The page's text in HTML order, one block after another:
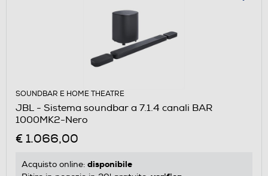
SOUNDBAR E HOME THEATRE
JBL - Sistema soundbar a 7.1.4 canali BAR
1000MK2-Nero
€ 1.066,00
Acquisto online: disponibile